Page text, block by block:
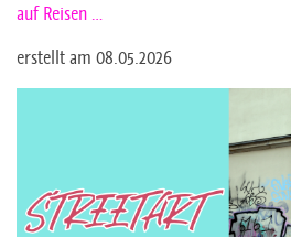
auf Reisen …
erstellt am 08.05.2026